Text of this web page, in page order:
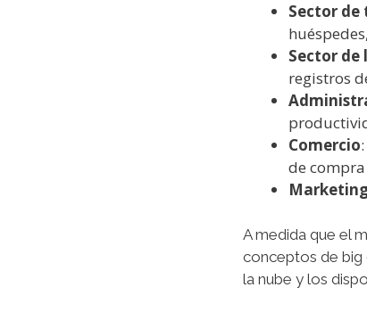
Sector de
Sector de
registros
Comercio
de
A medida que el
conceptos de big
la nube y los